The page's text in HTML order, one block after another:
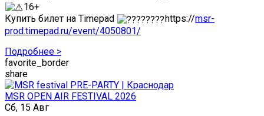
16+
Купить билет на Timepad
https://msr-
prod.timepad.ru/event/4050801/
Подробнее >
favorite_border
share
MSR OPEN AIR FESTIVAL 2026
Сб, 15 Авг